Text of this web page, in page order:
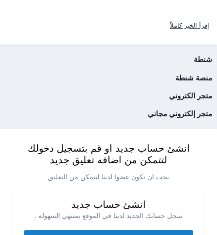
إقرأ الخبر كاملاً
شنطة
منصة شنطة
متجر الكتروني
متجر إلكتروني مجاني
انشئ حساب جديد او قم بتسجيل دخولك
لتتمكن من اضافه تعليق جديد
يجب ان تكون عضوا لدينا لتتمكن من التعليق
انشئ حساب جديد
سجل حسابك الجديد لدينا في الموقع بمنتهي السهوله .